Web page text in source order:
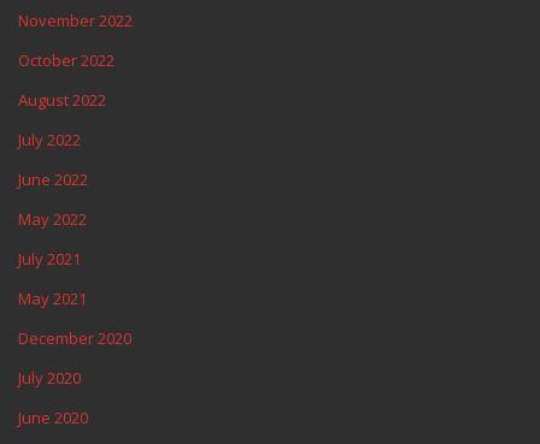
November 2022
October 2022
August 2022
July 2022
June 2022
May 2022
July 2021
May 2021
December 2020
July 2020
June 2020